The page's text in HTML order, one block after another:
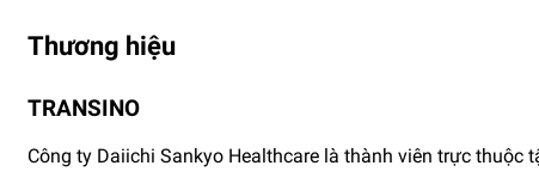
Thương hiệu
TRANSINO
Công ty Daiichi Sankyo Healthcare là thành viên trực